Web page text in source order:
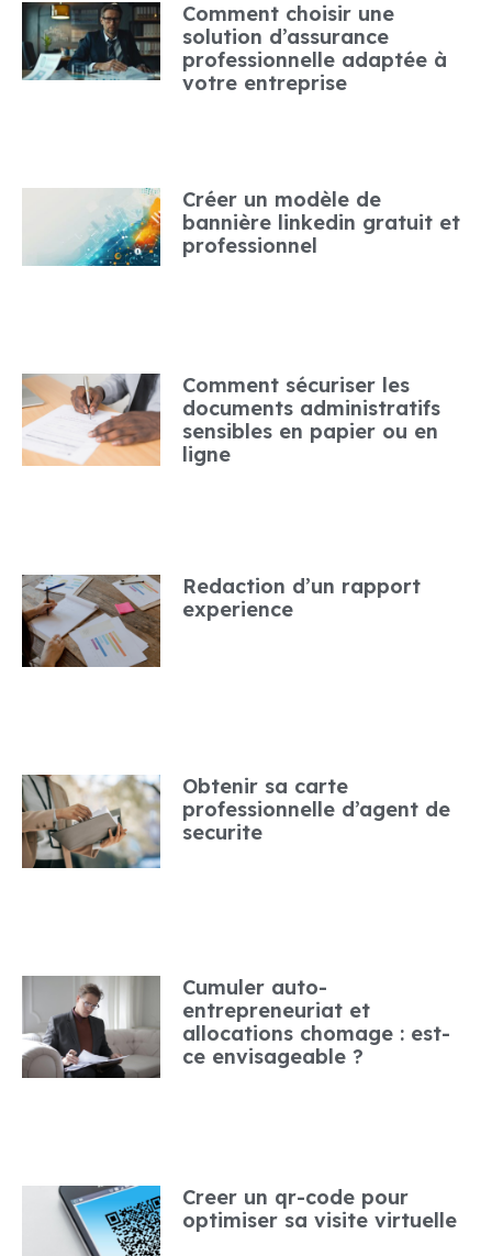
Comment choisir une
solution d’assurance
professionnelle adaptée à
votre entreprise
Créer un modèle de
bannière linkedin gratuit et
professionnel
Comment sécuriser les
documents administratifs
sensibles en papier ou en
ligne
Redaction d’un rapport
experience
Obtenir sa carte
professionnelle d’agent de
securite
Cumuler auto-
entrepreneuriat et
allocations chomage : est-
ce envisageable ?
Creer un qr-code pour
optimiser sa visite virtuelle